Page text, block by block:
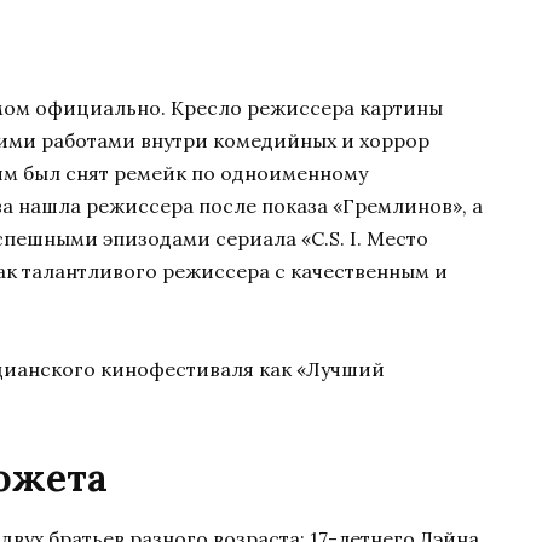
официально. Кресло режиссера картины
работами внутри комедийных и хоррор
был снят ремейк по одноименному
нашла режиссера после показа «Гремлинов», а
эпизодами сериала «C.S. I. Место
талантливого режиссера с качественным и
кинофестиваля как «Лучший